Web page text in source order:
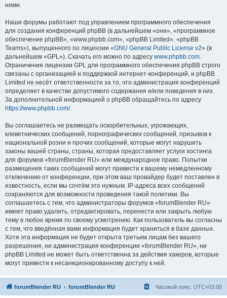
ними.
Наши форумы работают под управлением программного обеспечения
для создания конференций phpBB (в дальнейшем «они», «программное
обеспечение phpBB», «www.phpbb.com», «phpBB Limited», «phpBB
Teams»), выпущенного по лицензии «GNU General Public License v2» (в
дальнейшем «GPL»). Скачать его можно по адресу www.phpbb.com.
Ограничения лицензии GPL для программного обеспечения phpBB строго
связаны с организацией и поддержкой интернет-конференций, и phpBB
Limited не несёт ответственности за то, что администрация конференций
определяет в качестве допустимого содержания и/или поведения в них.
За дополнительной информацией о phpBB обращайтесь по адресу
https://www.phpbb.com/.
Вы соглашаетесь не размещать оскорбительных, угрожающих,
клеветнических сообщений, порнографических сообщений, призывов к
национальной розни и прочих сообщений, которые могут нарушить
законы вашей страны, страны, которая предоставляет услуги хостинга
для форумов «forumBlender RU» или международное право. Попытки
размещения таких сообщений могут привести к вашему немедленному
отключению от конференции, при этом ваш провайдер будет поставлен в
известность, если мы сочтём это нужным. IP-адреса всех сообщений
сохраняются для возможности проведения такой политики. Вы
соглашаетесь с тем, что администраторы форумов «forumBlender RU»
имеют право удалить, отредактировать, перенести или закрыть любую
тему в любое время по своему усмотрению. Как пользователь вы согласны
с тем, что введённая вами информация будет храниться в базе данных.
Хотя эта информация не будет открыта третьим лицам без вашего
разрешения, ни администрация конференции «forumBlender RU», ни
phpBB Limited не может быть ответственна за действия хакеров, которые
могут привести к несанкционированному доступу к ней.
forumBlender RU forumBlender RU Часовой пояс: UTC+03:00